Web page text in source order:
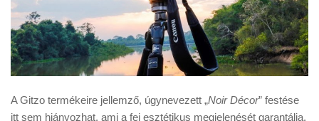
A Gitzo termékeire jellemző, úgynevezett „Noir Décor” festése
itt sem hiányozhat, ami a fej esztétikus megjelenését garantálja.